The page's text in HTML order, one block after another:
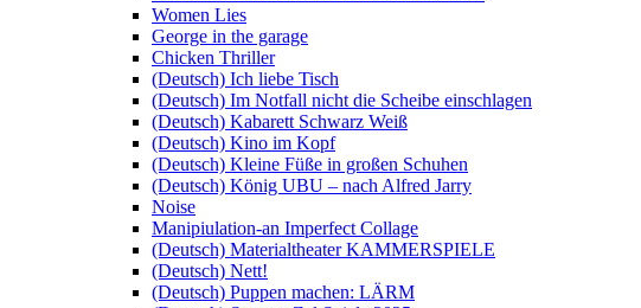
Women Lies
George in the garage
Chicken Thriller
(Deutsch) Ich liebe Tisch
(Deutsch) Im Notfall nicht die Scheibe einschlagen
(Deutsch) Kabarett Schwarz Weiß
(Deutsch) Kino im Kopf
(Deutsch) Kleine Füße in großen Schuhen
(Deutsch) König UBU – nach Alfred Jarry
Noise
Manipiulation-an Imperfect Collage
(Deutsch) Materialtheater KAMMERSPIELE
(Deutsch) Nett!
(Deutsch) Puppen machen: LÄRM